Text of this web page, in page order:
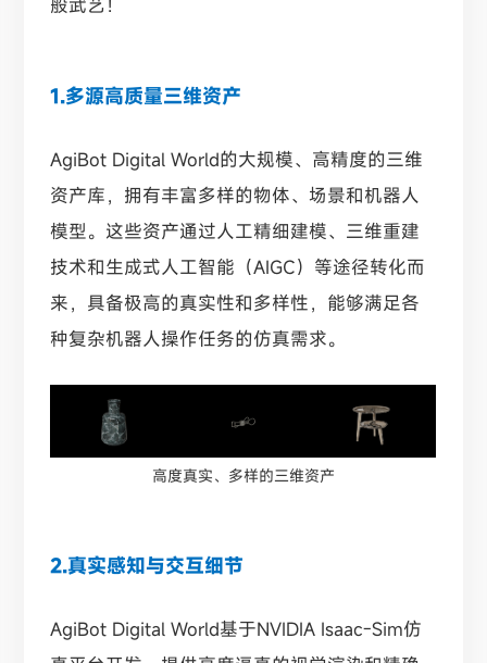
般武艺！
1.多源高质量三维资产
AgiBot Digital World的大规模、高精度的三维
资产库，拥有丰富多样的物体、场景和机器人
模型。这些资产通过人工精细建模、三维重建
技术和生成式人工智能（AIGC）等途径转化而
来，具备极高的真实性和多样性，能够满足各
种复杂机器人操作任务的仿真需求。
高度真实、多样的三维资产
2.真实感知与交互细节
AgiBot Digital World基于NVIDIA Isaac-Sim仿